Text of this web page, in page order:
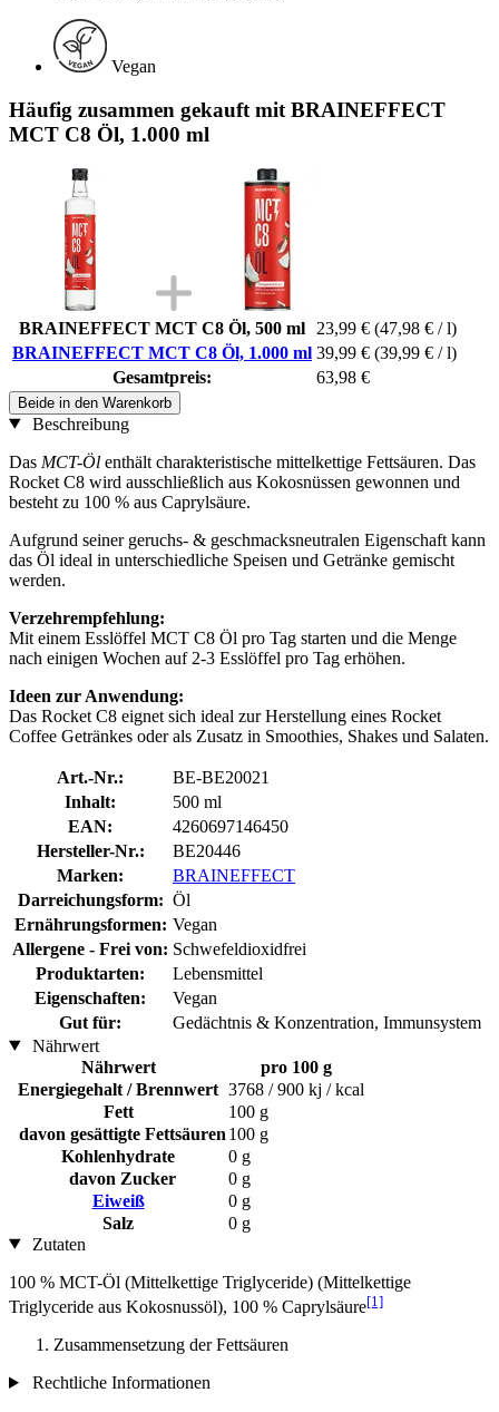
Vegan
Häufig zusammen gekauft mit BRAINEFFECT
MCT C8 Öl, 1.000 ml
BRAINEFFECT MCT C8 Öl, 500 ml 23,99 € (47,98 € / l)
BRAINEFFECT MCT C8 Öl, 1.000 ml 39,99 € (39,99 € / l)
Gesamtpreis:
63,98 €
Beide in den Warenkorb
Beschreibung
Das MCT-Öl enthält charakteristische mittelkettige Fettsäuren. Das
Rocket C8 wird ausschließlich aus Kokosnüssen gewonnen und
besteht zu 100 % aus Caprylsäure.
Aufgrund seiner geruchs- & geschmacksneutralen Eigenschaft kann
das Öl ideal in unterschiedliche Speisen und Getränke gemischt
werden.
Verzehrempfehlung:
Mit einem Esslöffel MCT C8 Öl pro Tag starten und die Menge
nach einigen Wochen auf 2-3 Esslöffel pro Tag erhöhen.
Ideen zur Anwendung:
Das Rocket C8 eignet sich ideal zur Herstellung eines Rocket
Coffee Getränkes oder als Zusatz in Smoothies, Shakes und Salaten.
Art.-Nr.:
BE-BE20021
Inhalt:
500 ml
EAN:
4260697146450
Hersteller-Nr.:
BE20446
Marken:
BRAINEFFECT
Darreichungsform: Öl
Ernährungsformen: Vegan
Allergene - Frei von: Schwefeldioxidfrei
Produktarten:
Lebensmittel
Eigenschaften:
Vegan
Gut für:
Gedächtnis & Konzentration, Immunsystem
Nährwert
Nährwert
pro 100 g
Energiegehalt / Brennwert 3768 / 900 kj / kcal
Fett
100 g
davon gesättigte Fettsäuren 100 g
Kohlenhydrate
0 g
davon Zucker
0 g
Eiweiß
0 g
Salz
0 g
Zutaten
100 % MCT-Öl (Mittelkettige Triglyceride) (Mittelkettige
Triglyceride aus Kokosnussöl), 100 % Caprylsäure[1]
Zusammensetzung der Fettsäuren
Rechtliche Informationen